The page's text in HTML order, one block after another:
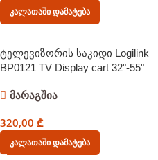
Კალათაში Დამატება
ტელევიზორის საკიდი Logilink
BP0121 TV Display cart 32"-55"
მარაგშია
320,00 ₾
Კალათაში Დამატება